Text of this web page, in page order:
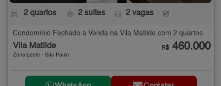
2 quartos 2 suítes 2 vagas
Condomínio Fechado à Venda na Vila Matilde com 2 quartos
Vila Matilde
Zona Leste - São Paulo
R$ 460.000